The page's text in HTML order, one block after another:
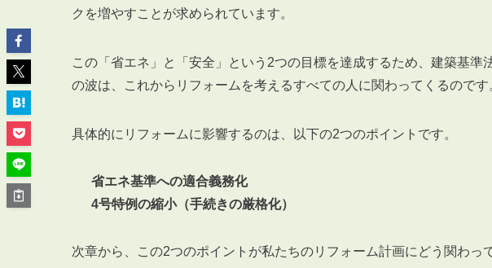
採用情報
SERVICE管理オーナー様限定サービス
投資不動産を売却したい方
マンションの自主管理について
アパートの監視カメラ設置について
BROKER
賃貸仲介会
クを増やすことが求められています。
この「省エネ」と「安全」という2つの目標を達成するため、建築基準
の波は、これからリフォームを考えるすべての人に関わってくるのです
具体的にリフォームに影響するのは、以下の2つのポイントです。
省エネ基準への適合義務化
4号特例の縮小（手続きの厳格化）
次章から、この2つのポイントが私たちのリフォーム計画にどう関わっ